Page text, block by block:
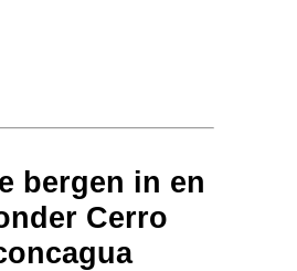
bergen in en
Cerro